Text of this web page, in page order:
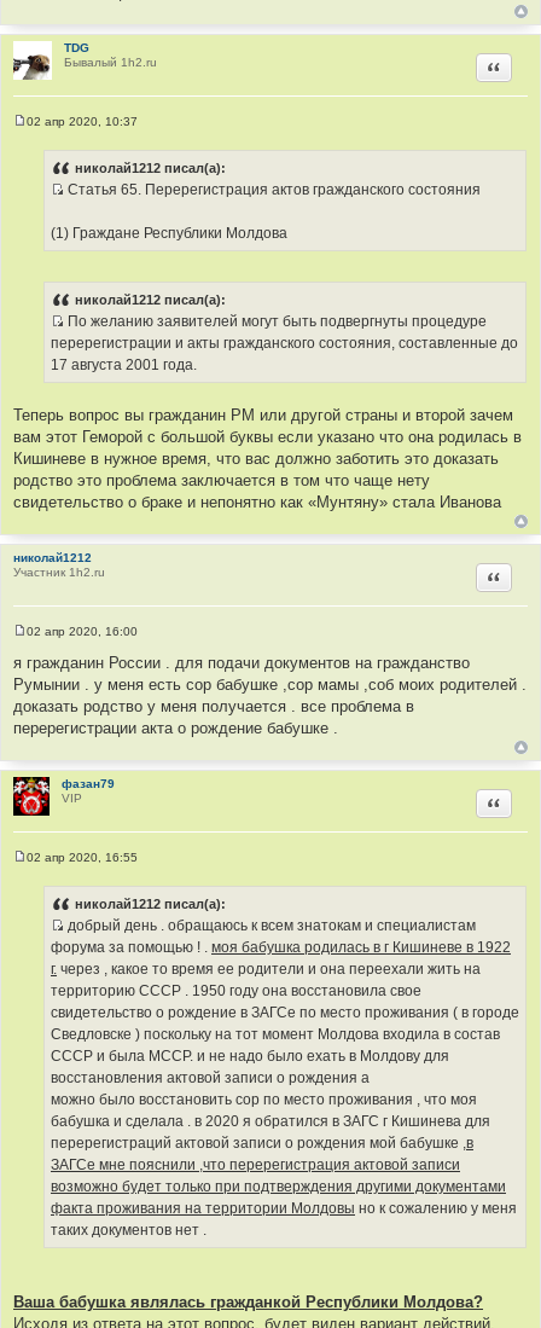
TDG
Бывалый 1h2.ru
02 апр 2020, 10:37
николай1212 писал(а):
с
т
ч
н
и
к
ц
т
а
т
ы
Статья 65. Перерегистрация актов гражданского состояния
(1) Граждане Республики Молдова
николай1212 писал(а):
И
с
т
ч
н
и
к
ц
и
т
а
По желанию заявителей могут быть подвергнуты процедуре
перерегистрации и акты гражданского состояния, составленные до
17 августа 2001 года.
Теперь вопрос вы гражданин РМ или другой страны и второй зачем
вам этот Геморой с большой буквы если указано что она родилась в
Кишиневе в нужное время, что вас должно заботить это доказать
родство это проблема заключается в том что чаще нету
свидетельство о браке и непонятно как «Мунтяну» стала Иванова
николай1212
Участник 1h2.ru
о
б
е
н
02 апр 2020, 16:00
я гражданин России . для подачи документов на гражданство
Румынии . у меня есть сор бабушке ,сор мамы ,соб моих родителей .
доказать родство у меня получается . все проблема в
перерегистрации акта о рождение бабушке .
фазан79
VIP
02 апр 2020, 16:55
николай1212 писал(а):
И
с
т
о
ч
н
и
к
ц
и
т
а
т
ы
добрый день . обращаюсь к всем знатокам и специалистам
форума за помощью ! . моя бабушка родилась в г Кишиневе в 1922
г. через , какое то время ее родители и она переехали жить на
территорию СССР . 1950 году она восстановила свое
свидетельство о рождение в ЗАГСе по место проживания ( в городе
Сведловске ) поскольку на тот момент Молдова входила в состав
СССР и была МССР. и не надо было ехать в Молдову для
восстановления актовой записи о рождения а
можно было восстановить сор по место проживания , что моя
бабушка и сделала . в 2020 я обратился в ЗАГС г Кишинева для
перерегистраций актовой записи о рождения мой бабушке , в
ЗАГСе мне пояснили ,что перерегистрация актовой записи
возможно будет только при подтверждения другими документами
факта проживания на территории Молдовы но к сожалению у меня
таких документов нет .
Ваша бабушка являлась гражданкой Республики Молдова?
Исходя из ответа на этот вопрос, будет виден вариант действий.